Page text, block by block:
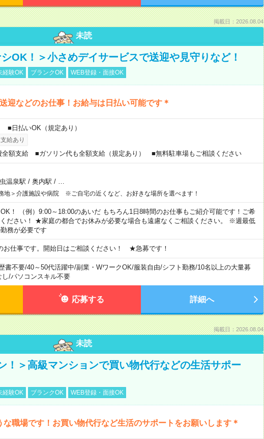
掲載日：2026.08.04
未読
OK！＞小さめデイサービスで送迎や見守りなど！
経験OK ブランクOK WEB登録・面接OK
などのお仕事！お給与は日払い可能です＊
■日払いOK（規定あり）
給あり
全額支給 ■ガソリン代も全額支給（規定あり） ■無料駐車場もご相談ください
温泉駅 / 奥内駅 /
地＞介護施設や病院 ※ご自宅の近くなど、お好きな場所を選べます！
！ （例）9:00～18:00のあいだ もちろん1日8時間のお仕事もご紹介可能です！ご希
ださい！ ★家庭の都合でお休みが必要な場合も遠慮なくご相談ください。 ※週最低
務が必要です
お仕事です。開始日はご相談ください！ ★急募です！
書不要/40～50代活躍中/副業・WワークOK/服装自由/シフト勤務/10名以上の大量募
/パソコンスキル不要
応募する 詳細へ
掲載日：2026.08.04
未読
！＞高級マンションで買い物代行などの生活サポー
経験OK ブランクOK WEB登録・面接OK
な職場です！お買い物代行など生活のサポートをお願いします＊